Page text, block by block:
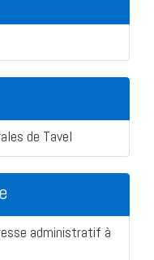
de Tavel
administratif à